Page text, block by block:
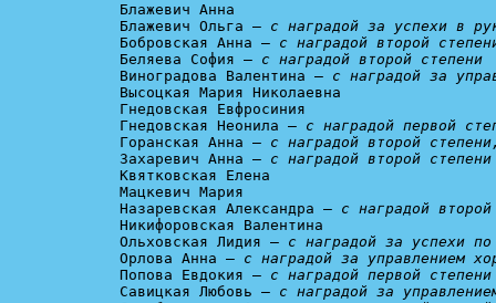
Блажевич Анна
Блажевич Ольга – с наградой за успехи в
Бобровская Анна – с наградой второй
Беляева София – с наградой второй степени
Виноградова Валентина – с наградой за
Высоцкая Мария Николаевна
Гнедовская Евфросиния
Гнедовская Неонила – с наградой первой
Горанская Анна – с наградой второй
Захаревич Анна – с наградой второй степени
Квятковская Елена
Мацкевич Мария
Назаревская Александра – с наградой
Никифоровская Валентина
Ольховская Лидия – с наградой за успехи по
Орлова Анна – с наградой за управлением
Попова Евдокия – с наградой первой степени
Савицкая Любовь – с наградой за